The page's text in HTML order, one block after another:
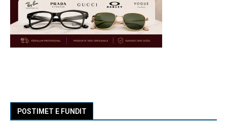
POSTIMET E FUNDIT